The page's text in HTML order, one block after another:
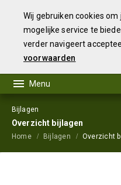
Wij gebruiken cookies om
mogelijke service te
verder navigeert
voorwaarden
Bijlagen
Overzicht bijlagen
Home Bijlagen Overzicht